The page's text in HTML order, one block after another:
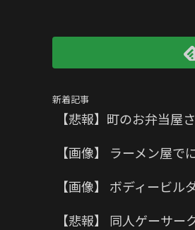
新着記事
【悲報】町のお弁当屋
【画像】 ラーメン屋
【画像】 ボディービ
【悲報】 同人ゲーサ